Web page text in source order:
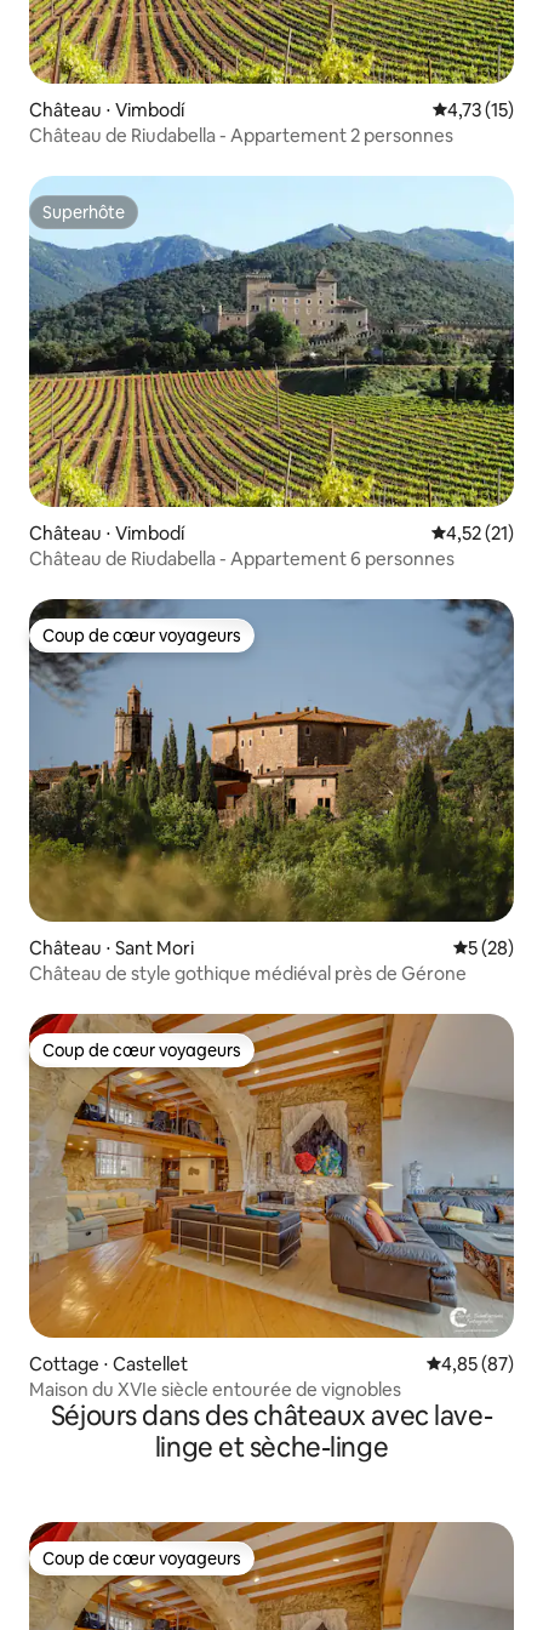
Château ⋅ Vimbodí Évaluation
4,73 (15)
Château de Riudabella - Appartement 2 personnes
Superhôte
Superhôte
Château ⋅ Vimbodí Évaluation
4,52 (21)
Château de Riudabella - Appartement 6 personnes
Coup de cœur voyageurs
Coup de cœur voyageurs
Château ⋅ Sant Mori
5 (28)
Château de style gothique médiéval près de Gérone
Coup de cœur voyageurs
Coup de cœur voyageurs
Cottage ⋅ Castellet Évaluation
4,85 (87)
Maison du XVIe siècle entourée de vignobles
Séjours dans des châteaux avec lave-
linge et sèche-linge
Coup de cœur voyageurs
Coup de cœur voyageurs